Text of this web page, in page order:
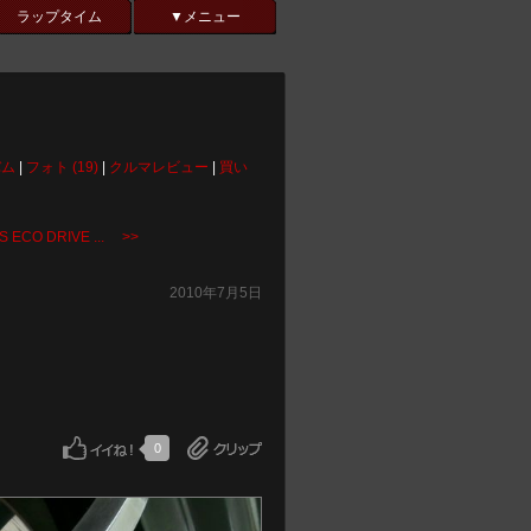
ラップタイム ▼メニュー
フォト (19)| クルマレビュー 買い
ECO DRIVE ... >>
2010年7月5日
0